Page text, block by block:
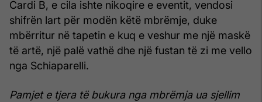
Cardi B, e cila ishte nikoqire e eventit, vendosi
shifrën lart për modën këtë mbrëmje, duke
mbërritur në tapetin e kuq e veshur me një maskë
të artë, një palë vathë dhe një fustan të zi me vello
nga Schiaparelli.
Pamjet e tjera të bukura nga mbrëmja ua sjellim